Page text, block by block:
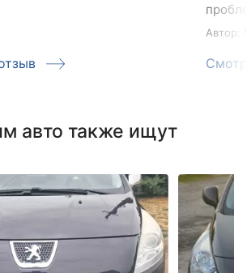
Автор:
авто также ищут